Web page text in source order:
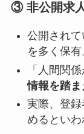
③ 非公開求
公開され
を多く保有
「人間関
情報を踏
実際、登
めるといわ